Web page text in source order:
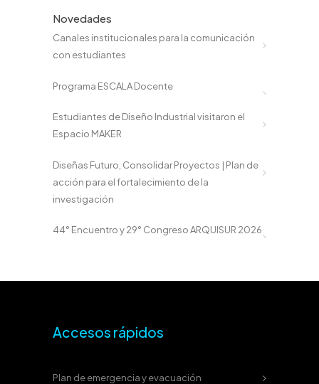
Novedades
Canales institucionales para la comunicación
con estudiantes
Programa ESCALA Docente
Estudiantes de Diseño Industrial visitaron el
Espacio MAKER
Diseñas Futuro, Consolidar Proyectos | Plan de
acción para el fortalecimiento de la
investigación
44° Encuentro y 29° Congreso ARQUISUR 2026
Accesos rápidos
Plan de emergencia y evacuación